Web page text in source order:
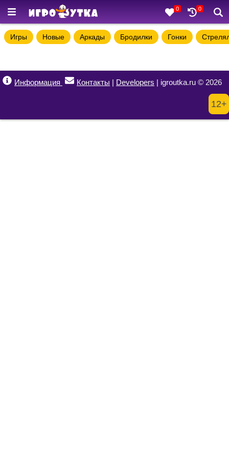
0 0
Игры Новые Аркады Бродилки Гонки
Информация Контакты | Developers | igroutka.ru © 2026
12+